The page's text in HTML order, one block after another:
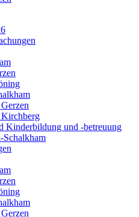
Kirchberg
Kinderbildung und -betreuung
Schalkham